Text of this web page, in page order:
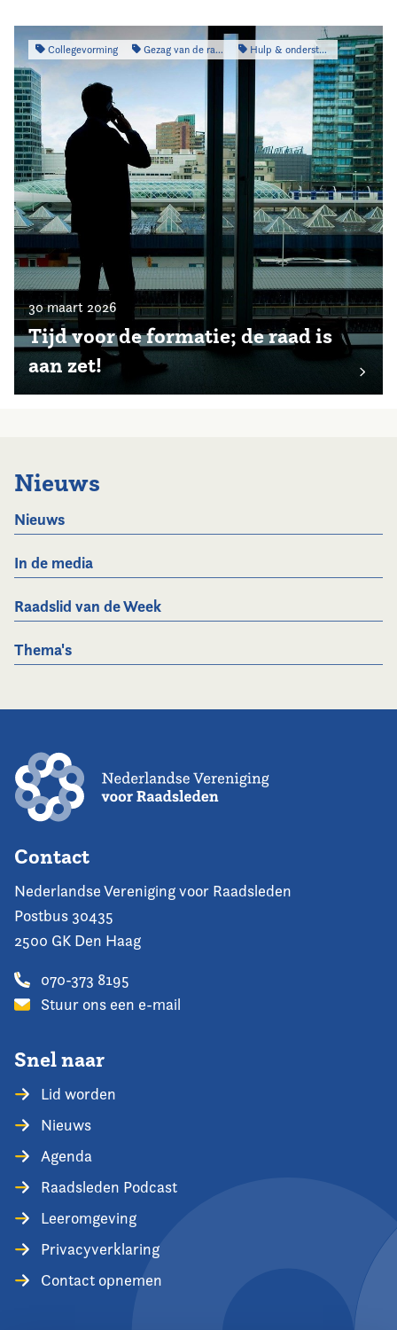
Collegevorming Gezag van de raad Hulp & ondersteuning
30 maart 2026
Tijd voor de formatie; de raad is
aan zet!
Nieuws
Nieuws
In de media
Raadslid van de Week
Thema's
Contact
Nederlandse Vereniging voor Raadsleden
Postbus 30435
2500 GK Den Haag
070-373 8195
Stuur ons een e-mail
Snel naar
Lid worden
Nieuws
Agenda
Raadsleden Podcast
Leeromgeving
Privacyverklaring
Contact opnemen